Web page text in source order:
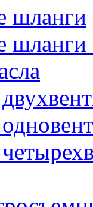
шланги
шланги